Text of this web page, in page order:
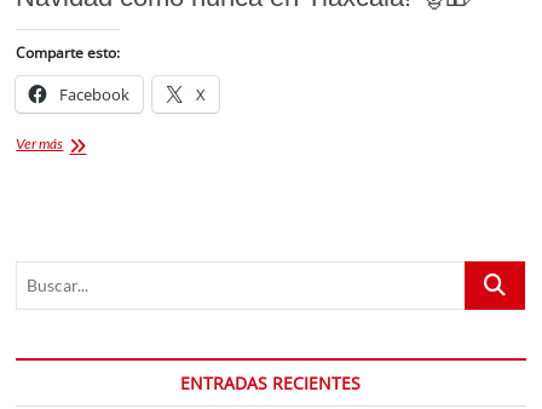
Comparte esto:
Facebook X
Ver másInauguran
llena
de
Buscar...
ENTRADAS RECIENTES